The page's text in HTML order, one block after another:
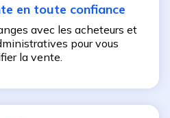
en toute confiance
avec les acheteurs et
pour vous
la vente.